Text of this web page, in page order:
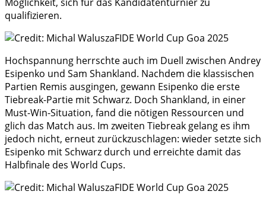
qualifizieren.
Hochspannung herrschte auch im Duell zwischen Andrey
Esipenko und Sam Shankland. Nachdem die klassischen
Partien Remis ausgingen, gewann Esipenko die erste
Tiebreak-Partie mit Schwarz. Doch Shankland, in einer
Must-Win-Situation, fand die nötigen Ressourcen und
glich das Match aus. Im zweiten Tiebreak gelang es ihm
jedoch nicht, erneut zurückzuschlagen: wieder setzte sich
Esipenko mit Schwarz durch und erreichte damit das
Halbfinale des World Cups.